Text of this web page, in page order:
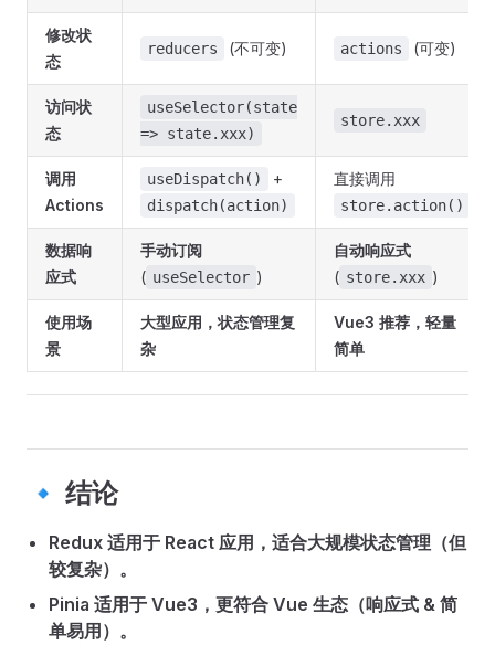
修改状
态
reducers (不可变) actions (可变)
访问状
态
useSelector(state
=> state.xxx)
store.xxx
调用
Actions
useDispatch() +
dispatch(action)
直接调用
store.action()
数据响
应式
手动订阅
( useSelector )
自动响应式
( store.xxx )
使用场
景
大型应用，状态管理复
杂
Vue3 推荐，轻量
简单
🔹 结论
Redux 适用于 React 应用，适合大规模状态管理（但
较复杂）。
Pinia 适用于 Vue3，更符合 Vue 生态（响应式 & 简
单易用）。